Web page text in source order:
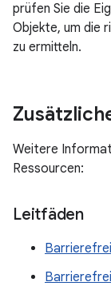
prüfen Sie die
Objekte, um die
zu ermitteln.
Weitere
Ressourcen:
Leitfäden